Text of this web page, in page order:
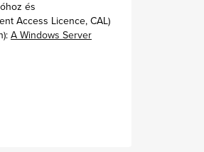
és
Access Licence, CAL)
A Windows Server